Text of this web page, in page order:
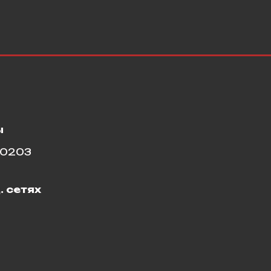
сетях